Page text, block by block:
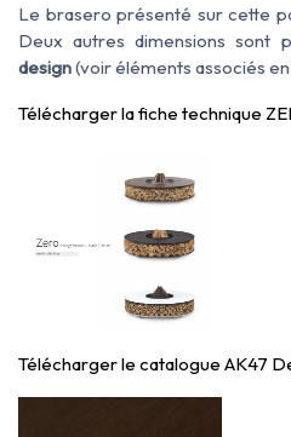
Le brasero présenté sur cette
Deux autres dimensions sont
design(voir éléments associés
Télécharger la fiche technique
Télécharger le catalogue AK47